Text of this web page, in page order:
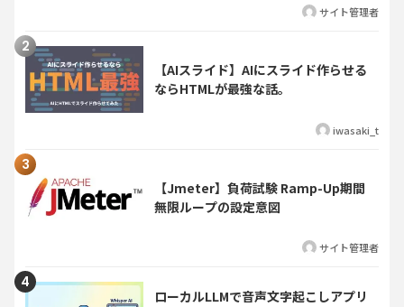
サイト管理者
【AIスライド】AIにスライド作らせる
ならHTMLが最強な話。
iwasaki_t
【Jmeter】負荷試験 Ramp-Up期間
無限ループの設定意図
サイト管理者
ローカルLLMで音声文字起こしアプリ